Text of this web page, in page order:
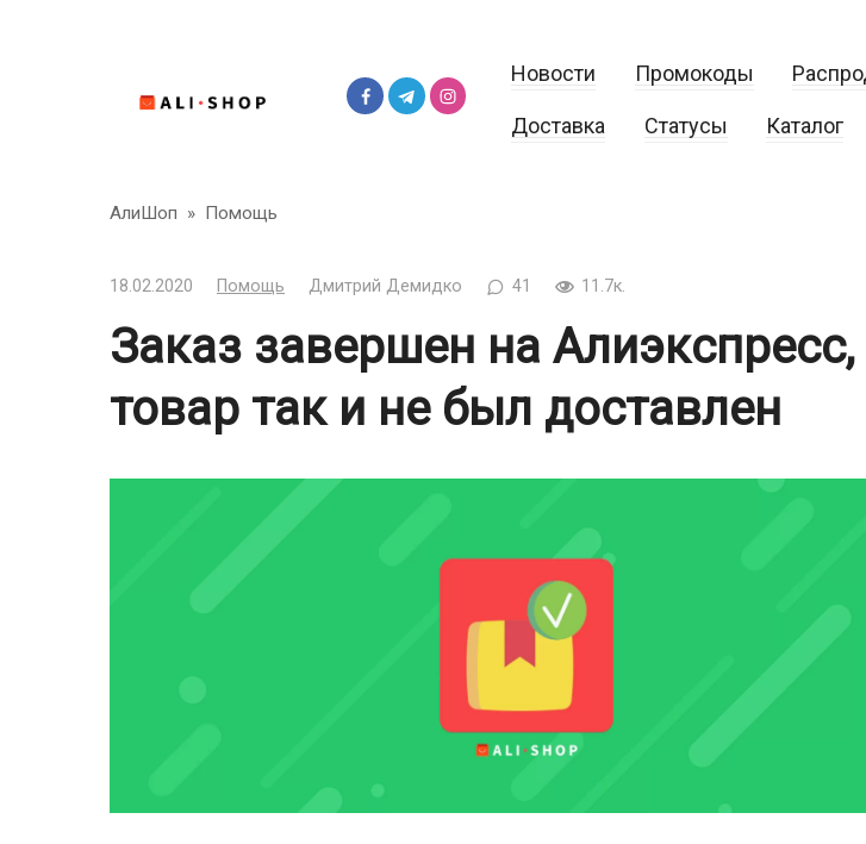
Новости Промокоды
Доставка Статусы Каталог
АлиШоп » Помощь
18.02.2020 Помощь Дмитрий Демидко 41 11.7к.
Заказ завершен на
товар так и не был доставлен